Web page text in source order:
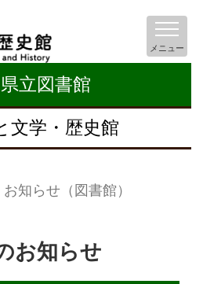
立図書館
文学・歴史館
メニュー
お知らせ（図書館）
お知らせ